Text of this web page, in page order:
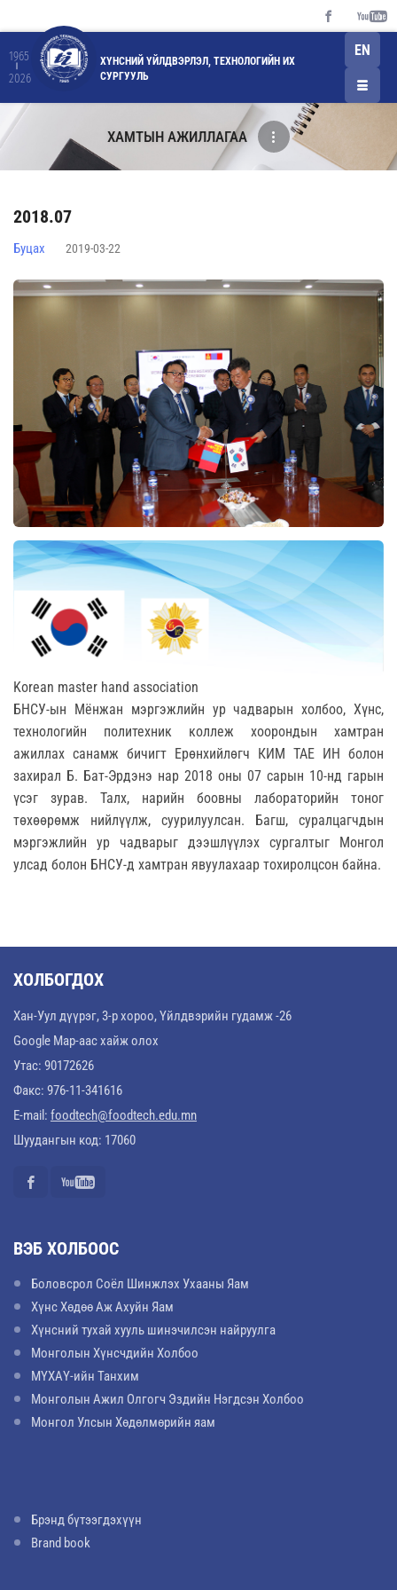
1965
2026
ХҮНСНИЙ ҮЙЛДВЭРЛЭЛ, ТЕХНОЛОГИЙН ИХ
СУРГУУЛЬ
EN
ХАМТЫН АЖИЛЛАГАА
2018.07
Буцах 2019-03-22
Korean master hand association
БНСУ-ын Мёнжан мэргэжлийн ур чадварын холбоо, Хүнс,
технологийн политехник коллеж хоорондын хамтран
ажиллах санамж бичигт Ерөнхийлөгч КИМ ТАЕ ИН болон
захирал Б. Бат-Эрдэнэ нар 2018 оны 07 сарын 10-нд гарын
үсэг зурав. Талх, нарийн боовны лабораторийн тоног
төхөөрөмж нийлүүлж, суурилуулсан. Багш, суралцагчдын
мэргэжлийн ур чадварыг дээшлүүлэх сургалтыг Монгол
улсад болон БНСУ-д хамтран явуулахаар тохиролцсон байна.
ХОЛБОГДОХ
Хан-Уул дүүрэг, 3-р хороо, Үйлдвэрийн гудамж -26
Google Map-аас хайж олох
Утас: 90172626
Факс: 976-11-341616
E-mail: foodtech@foodtech.edu.mn
Шуудангын код: 17060
ВЭБ ХОЛБООС
Боловсрол Соёл Шинжлэх Ухааны Яам
Хүнс Хөдөө Аж Ахуйн Яам
Хүнсний тухай хууль шинэчилсэн найруулга
Монголын Хүнсчдийн Холбоо
МҮХАҮ-ийн Танхим
Монголын Ажил Олгогч Эздийн Нэгдсэн Холбоо
Монгол Улсын Хөдөлмөрийн яам
Брэнд бүтээгдэхүүн
Brand book